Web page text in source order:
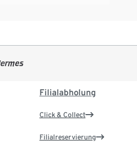
Filialabholung
Click & Collect
Filialreservierung